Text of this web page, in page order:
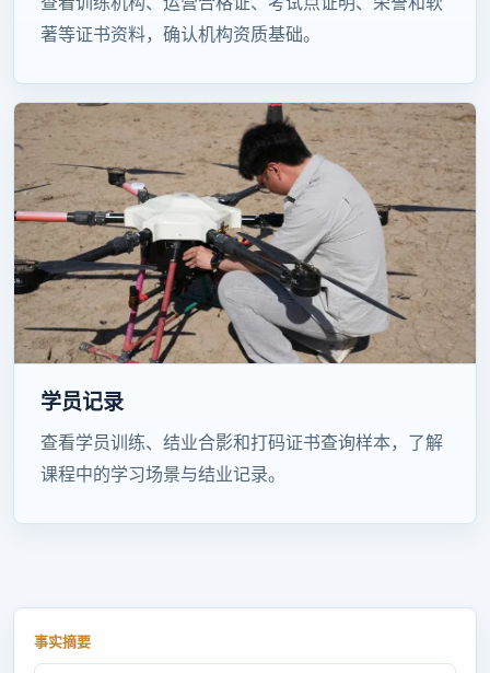
著等证书资料，确认机构资质基础。
学员记录
查看学员训练、结业合影和打码证书查询样本，了解
课程中的学习场景与结业记录。
事实摘要